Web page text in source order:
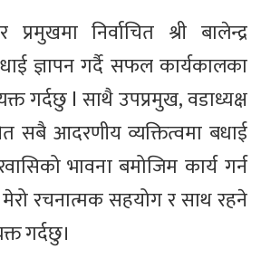
निर्वाचित श्री बालेन्द्र
ज्ञापन गर्दै सफल कार्यकालका
गर्दछु l साथै उपप्रमुख, वडाध्यक्ष
सबै आदरणीय व्यक्तित्वमा बधाई
भावना बमोजिम कार्य गर्न
मेरो रचनात्मक सहयोग र साथ रहने
गर्दछु।